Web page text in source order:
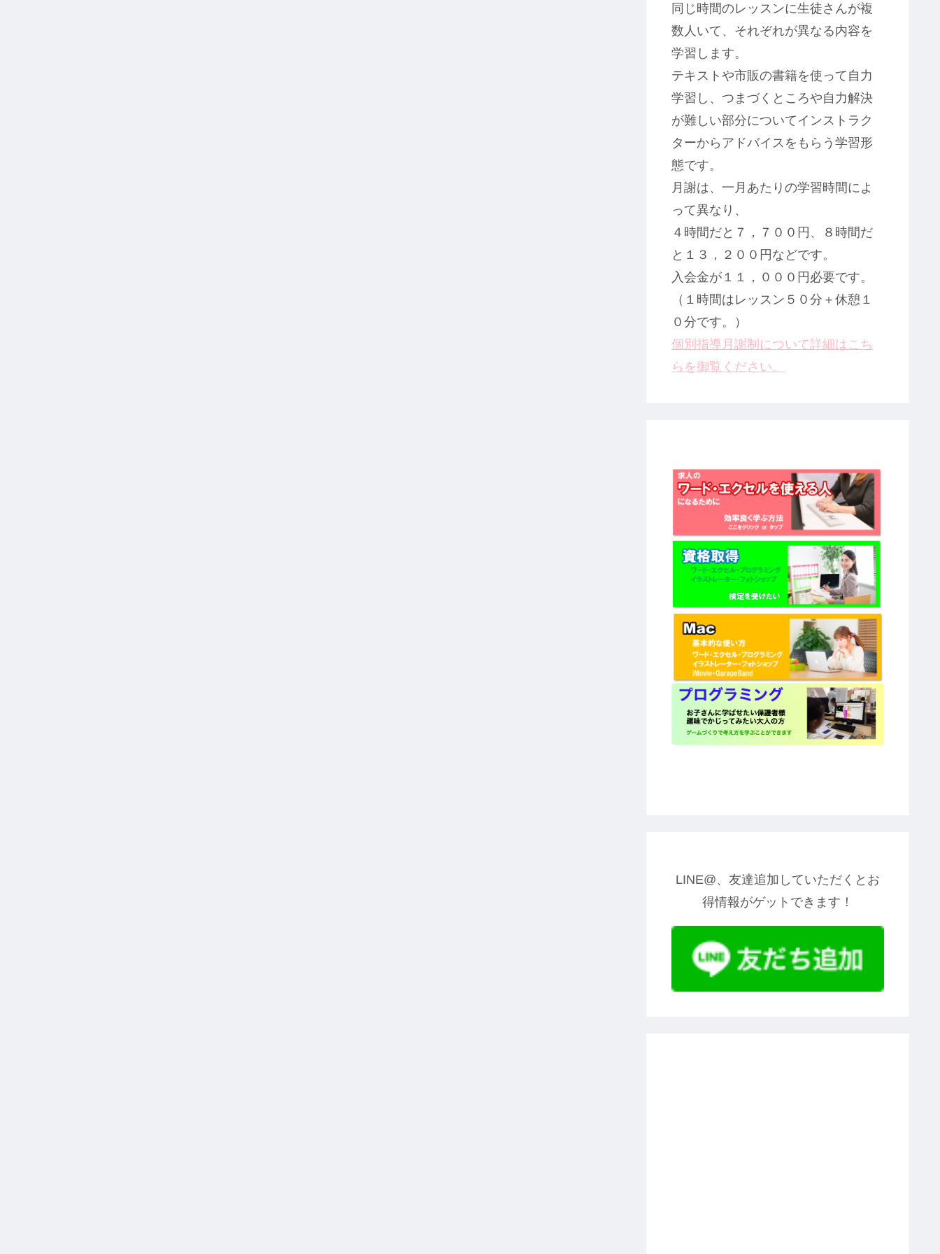
同じ時間のレッスンに生徒さんが複
数人いて、それぞれが異なる内容を
学習します。
テキストや市販の書籍を使って自力
学習し、つまづくところや自力解決
が難しい部分についてインストラク
ターからアドバイスをもらう学習形
態です。
月謝は、一月あたりの学習時間によ
って異なり、
４時間だと７，７００円、８時間だ
と１３，２００円などです。
入会金が１１，０００円必要です。
（１時間はレッスン５０分＋休憩１
０分です。）
個別指導月謝制について詳細はこち
らを御覧ください。
LINE@、友達追加していただくとお
得情報がゲットできます！